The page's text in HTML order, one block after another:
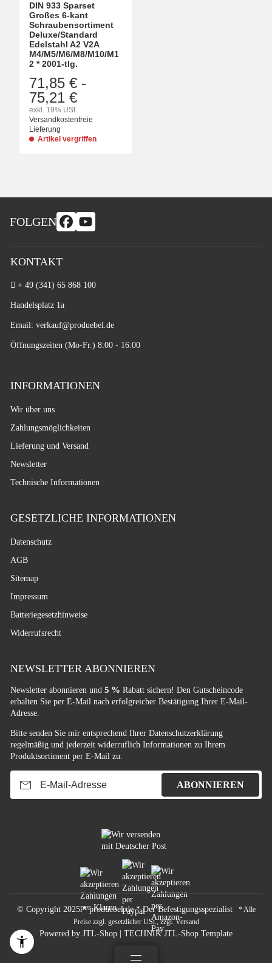
DIN 933 Sparset
Großes 6-kant
Schraubensortiment
Deluxe/Standard
Edelstahl A2 V2A
M4/M5/M6/M8/M10/M1
2 * 2001-tlg.
71,85 € -
75,21 €
exkl. 19% USt.
Versandkostenfreie
Lieferung
Artikel vergriffen
FOLGEN
KONTAKT
+ 49 (341) 65 868 100
Handelsplatz 1a
Email: verkauf@produebel.de
Öffnungszeiten (Mo-Fr.) 8:00 - 16:00
INFORMATIONEN
Wir über uns
Zahlungsmöglichkeiten
Lieferung und Versand
Newsletter
Technische Informationen
GESETZLICHE INFORMATIONEN
Datenschutz
AGB
Sitemap
Impressum
Batteriegesetzhinweise
Widerrufsrecht
NEWSLETTER ABONNIEREN
Newsletter abonnieren und 5 % Rabatt sichern! Den Gutscheincode
erhalten Sie per E-Mail nach erfolgreicher Bestätigung Ihrer E-Mail-
Adresse.
Bitte senden Sie mir entsprechend Ihrer Datenschutzerklärung
regelmäßig und jederzeit widerruflich Informationen zu Ihrem
Produktsortiment per E-Mail zu.
ABONNIEREN
© Copyright 2025 * produebel.de * Der Befestigungsspezialist
* Alle
Preise zzgl. gesetzlicher USt., zzgl.Versand
Powered by JTL-Shop TECHNIK JTL-Shop Template